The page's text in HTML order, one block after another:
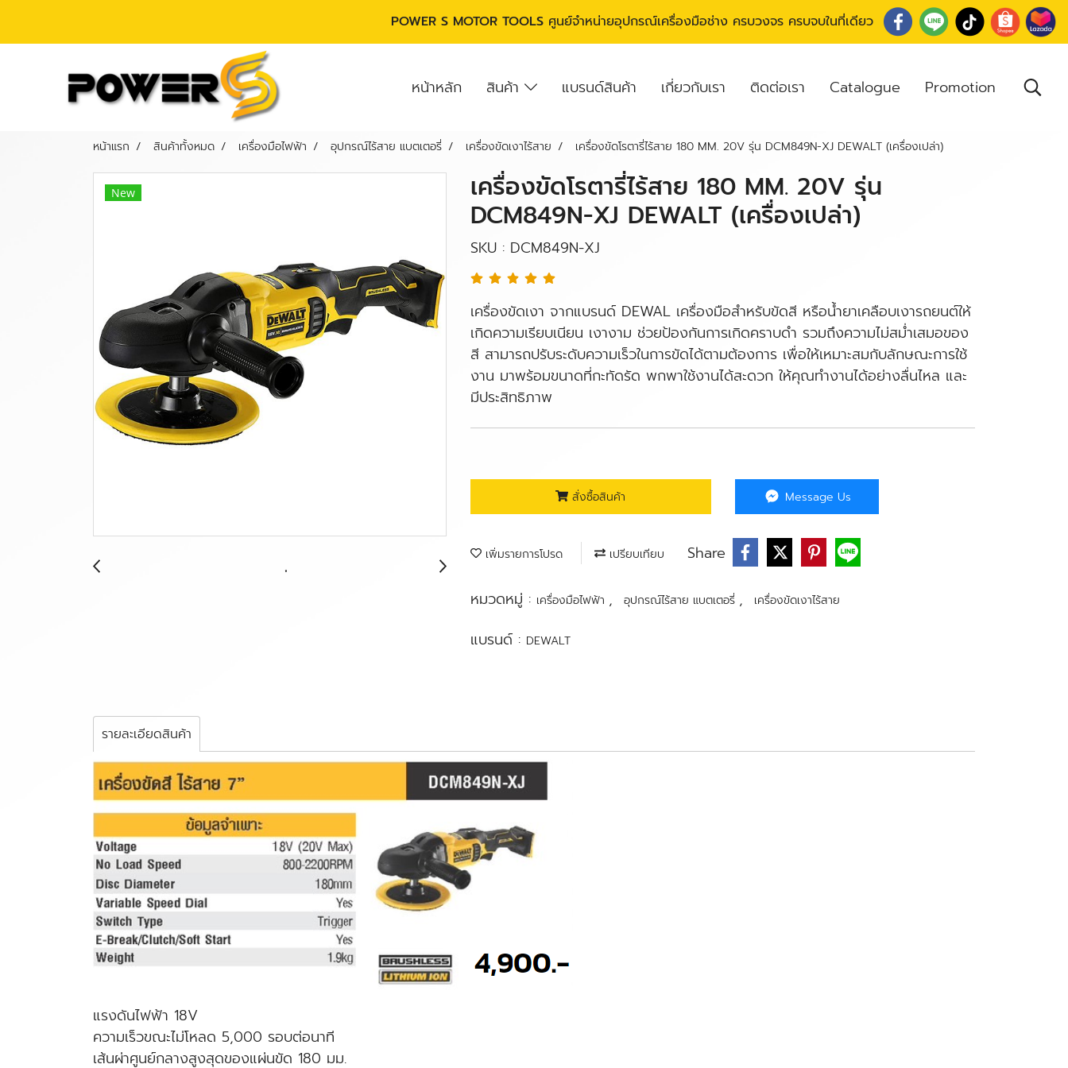
POWER S MOTOR TOOLS ศูนย์จำหน่ายอุปกรณ์เครื่องมือช่าง ครบวงจร ครบจบในที่เดียว
หน้าหลัก สินค้า แบรนด์สินค้า เกี่ยวกับเรา ติดต่อเรา Catalogue Promotion
หน้าแรก สินค้าทั้งหมด เครื่องมือไฟฟ้า อุปกรณ์ไร้สาย แบตเตอรี่ เครื่องขัดเงาไร้สาย เครื่องขัดโรตารี่ไร้สาย 180 MM. 20V รุ่น DCM849N-XJ DEWALT (เครื่องเปล่า)
New เครื่องขัดโรตารี่ไร้สาย 180 MM. 20V รุ่น
DCM849N-XJ DEWALT (เครื่องเปล่า)
SKU : DCM849N-XJ
เครื่องขัดเงา จากแบรนด์ DEWAL เครื่องมือสำหรับขัดสี หรือน้ำยาเคลือบเงารถยนต์ให้
เกิดความเรียบเนียน เงางาม ช่วยป้องกันการเกิดคราบดำ รวมถึงความไม่สม่ำเสมอของ
สี สามารถปรับระดับความเร็วในการขัดได้ตามต้องการ เพื่อให้เหมาะสมกับลักษณะการใช้
งาน มาพร้อมขนาดที่กะทัดรัด พกพาใช้งานได้สะดวก ให้คุณทำงานได้อย่างลื่นไหล และ
มีประสิทธิภาพ
สั่งซื้อสินค้า Message Us
เพิ่มรายการโปรด เปรียบเทียบ Share
หมวดหมู่ : เครื่องมือไฟฟ้า , อุปกรณ์ไร้สาย แบตเตอรี่ , เครื่องขัดเงาไร้สาย
แบรนด์ : DEWALT
รายละเอียดสินค้า
แรงดันไฟฟ้า 18V
ความเร็วขณะไม่โหลด 5,000 รอบต่อนาที
เส้นผ่าศูนย์กลางสูงสุดของแผ่นขัด 180 มม.